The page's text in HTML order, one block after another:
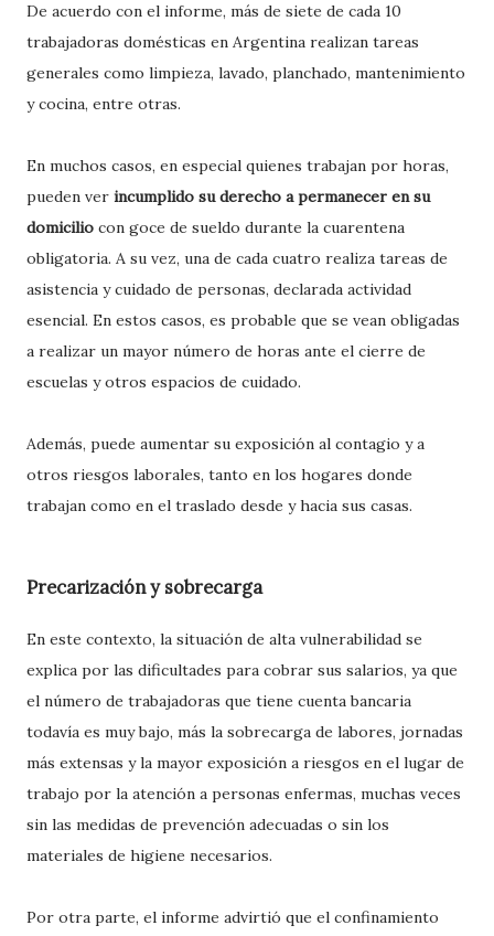
De acuerdo con el informe, más de siete de cada 10
trabajadoras domésticas en Argentina realizan tareas
generales como limpieza, lavado, planchado, mantenimiento
y cocina, entre otras.
En muchos casos, en especial quienes trabajan por horas,
pueden ver incumplido su derecho a permanecer en su
domicilio con goce de sueldo durante la cuarentena
obligatoria. A su vez, una de cada cuatro realiza tareas de
asistencia y cuidado de personas, declarada actividad
esencial. En estos casos, es probable que se vean obligadas
a realizar un mayor número de horas ante el cierre de
escuelas y otros espacios de cuidado.
Además, puede aumentar su exposición al contagio y a
otros riesgos laborales, tanto en los hogares donde
trabajan como en el traslado desde y hacia sus casas.
Precarización y sobrecarga
En este contexto, la situación de alta vulnerabilidad se
explica por las dificultades para cobrar sus salarios, ya que
el número de trabajadoras que tiene cuenta bancaria
todavía es muy bajo, más la sobrecarga de labores, jornadas
más extensas y la mayor exposición a riesgos en el lugar de
trabajo por la atención a personas enfermas, muchas veces
sin las medidas de prevención adecuadas o sin los
materiales de higiene necesarios.
Por otra parte, el informe advirtió que el confinamiento